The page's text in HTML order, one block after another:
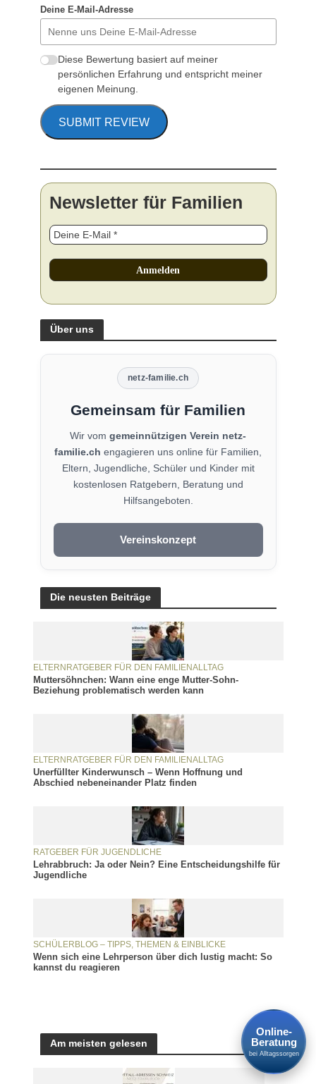
Deine E-Mail-Adresse
Diese Bewertung basiert auf meiner
persönlichen Erfahrung und entspricht meiner
eigenen Meinung.
SUBMIT REVIEW
Newsletter für Familien
Über uns
netz-familie.ch
Gemeinsam für Familien
Wir vom gemeinnützigen Verein netz-
familie.ch engagieren uns online für Familien,
Eltern, Jugendliche, Schüler und Kinder mit
kostenlosen Ratgebern, Beratung und
Hilfsangeboten.
Vereinskonzept
Die neusten Beiträge
ELTERNRATGEBER FÜR DEN FAMILIENALLTAG
Muttersöhnchen: Wann eine enge Mutter-Sohn-
Beziehung problematisch werden kann
ELTERNRATGEBER FÜR DEN FAMILIENALLTAG
Unerfüllter Kinderwunsch – Wenn Hoffnung und
Abschied nebeneinander Platz finden
RATGEBER FÜR JUGENDLICHE
Lehrabbruch: Ja oder Nein? Eine Entscheidungshilfe für
Jugendliche
SCHÜLERBLOG – TIPPS, THEMEN & EINBLICKE
Wenn sich eine Lehrperson über dich lustig macht: So
kannst du reagieren
Am meisten gelesen
Online-
Beratung
bei Alltagssorgen